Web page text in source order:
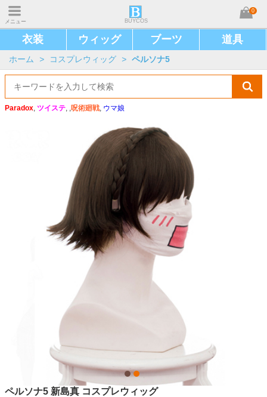
メニュー BUYCOS
0
衣装 ウィッグ ブーツ 道具
ホーム > コスプレウィッグ > ペルソナ5
Paradox, ツイステ, ,呪術廻戦, ウマ娘
ペルソナ5 新島真 コスプレウィッグ